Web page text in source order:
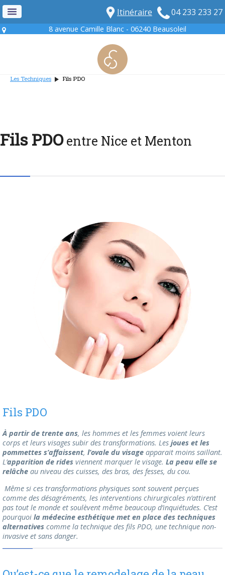
04 233 233 27
Itinéraire
8 avenue Camille Blanc - 06240 Beausoleil
Les Techniques Fils PDO
Fils PDOentre Nice et Menton
Fils PDO
À partir de trente ans, les hommes et les femmes voient leurs
corps et leurs visages subir des transformations. Les joues et les
pommettes s’affaissent, l’ovale du visage apparait moins saillant.
L’apparition de rides viennent marquer le visage. La peau elle se
relâche au niveau des cuisses, des bras, des fesses, du cou.
Même si ces transformations physiques sont souvent perçues
comme des désagréments, les interventions chirurgicales n’attirent
pas tout le monde et soulèvent même beaucoup d’inquiétudes. C’est
pourquoi la médecine esthétique met en place des techniques
alternatives comme la technique des fils PDO, une technique non-
invasive et sans danger.